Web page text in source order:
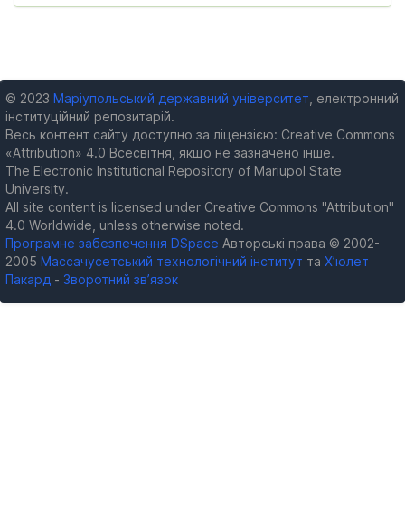
© 2023 Маріупольський державний університет , електронний
інституційний репозитарій.
Весь контент сайту доступно за ліцензією: Creative Commons
«Attribution» 4.0 Всесвітня, якщо не зазначено інше.
The Electronic Institutional Repository of Mariupol State
University.
All site content is licensed under Creative Commons "Attribution"
4.0 Worldwide, unless otherwise noted.
Програмне забезпечення DSpace Авторські права © 2002-
2005 Массачусетський технологічний інститут та Х’юлет
Пакард - Зворотний зв’язок